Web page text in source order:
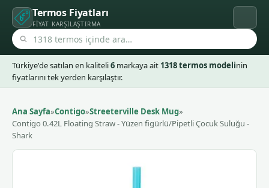
Termos Fiyatları
FIYAT KARŞILAŞTIRMA
Türkiye'de satılan en kaliteli6 markaya ait 1318 termos modelinin
fiyatlarını tek yerden karşılaştır.
Ana Sayfa»Contigo»Streeterville Desk Mug»
Contigo 0.42L Floating Straw - Yüzen figürlü/Pipetli Çocuk Suluğu -
Shark